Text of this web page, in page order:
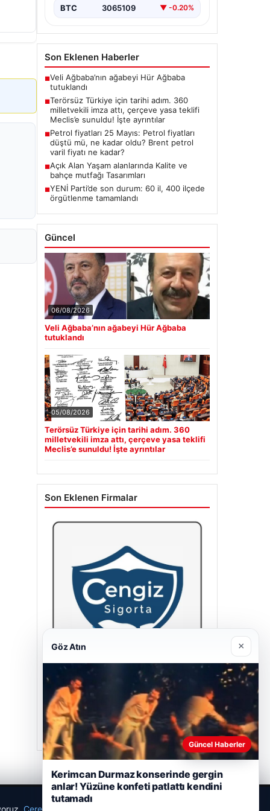
İmzasıyla Çerçeve Yasa Teklifi
BTC 3065109 ▼ -0.20%
Son Eklenen Haberler
■Veli Ağbaba’nın ağabeyi Hür Ağbaba
tutuklandı
■Terörsüz Türkiye için tarihi adım. 360
milletvekili imza attı, çerçeve yasa teklifi
Meclis’e sunuldu! İşte ayrıntılar
■Petrol fiyatları 25 Mayıs: Petrol fiyatları
düştü mü, ne kadar oldu? Brent petrol
varil fiyatı ne kadar?
■Açık Alan Yaşam alanlarında Kalite ve
bahçe mutfağı Tasarımları
■YENİ Parti’de son durum: 60 il, 400 ilçede
örgütlenme tamamlandı
Güncel
06/08/2026
Veli Ağbaba’nın ağabeyi Hür Ağbaba
tutuklandı
05/08/2026
Terörsüz Türkiye için tarihi adım. 360
milletvekili imza attı, çerçeve yasa teklifi
Meclis’e sunuldu! İşte ayrıntılar
Son Eklenen Firmalar
Cengiz Sigorta
23/06/2026
Çerez Politikamız
Göz Atın ×
Güncel Haberler
Kerimcan Durmaz konserinde gergin
anlar! Yüzüne konfeti patlattı kendini
tutamadı